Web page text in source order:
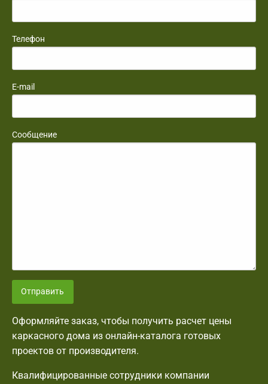
Телефон
E-mail
Сообщение
Отправить
Оформляйте заказ, чтобы получить расчет цены
каркасного дома из онлайн-каталога готовых
проектов от производителя.
Квалифицированные сотрудники компании